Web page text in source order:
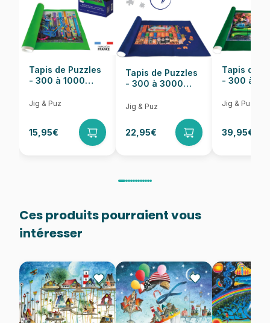
Dimensions 60 x 60 cm
Tapis de Puzzles
- 300 à 1000
Jig & Puz
15,95€
Tapis de Puzzles
- 300 à 3000
Jig & Puz
22,95€
Tapis de
- 300 à
Jig & Puz
39,95€
Ces produits pourraient vous
intéresser